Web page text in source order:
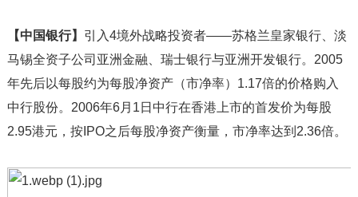
【中国银行】 引入4境外战略投资者——苏格兰皇家银行、淡
马锡全资子公司亚洲金融、瑞士银行与亚洲开发银行。2005
年先后以每股约为每股净资产（市净率）1.17倍的价格购入
中行股份。2006年6月1日中行在香港上市的首发价为每股
2.95港元，按IPO之后每股净资产衡量，市净率达到2.36倍。